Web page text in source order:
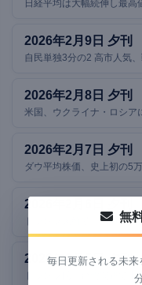
2026年2月9日 夕刊
2026年2月8日 夕刊
2026年2月7日 夕刊
2026年2月6日 夕刊
2026年2月5日 夕刊
無
毎日更新される未